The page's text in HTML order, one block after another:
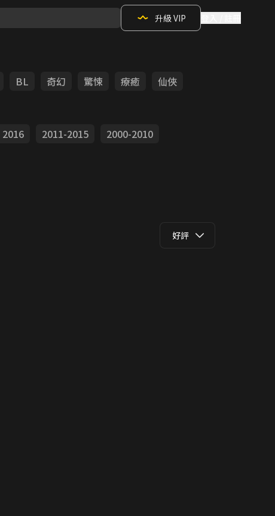
升級 VIP
BL 奇幻 驚悚 療癒
仙俠
2016 2011-2015
2000-2010
好評